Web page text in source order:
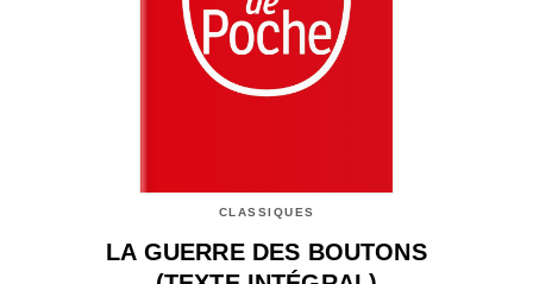
CLASSIQUES
LA GUERRE DES BOUTONS